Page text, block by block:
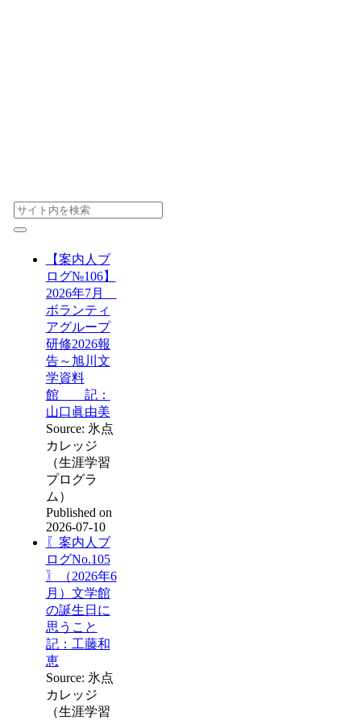
【案内人ブ
ログ№106】
2026年7月
ボランティ
アグループ
研修2026報
告～旭川文
学資料
館 記：
山口眞由美
Source: 氷点
カレッジ
（生涯学習
プログラ
ム）
Published on
2026-07-10
〖案内人ブ
ログNo.105
〗（2026年6
月）文学館
の誕生日に
思うこと
記：工藤和
恵
Source: 氷点
カレッジ
（生涯学習